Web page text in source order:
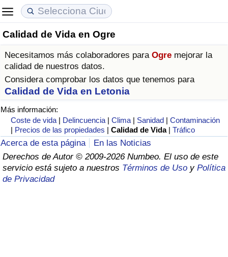
Calidad de Vida en Ogre
Necesitamos más colaboradores para Ogre mejorar la
calidad de nuestros datos.
Considera comprobar los datos que tenemos para
Calidad de Vida en Letonia
Más información:
Coste de vida | Delincuencia |Clima | Sanidad |Contaminación
| Precios de las propiedades |Calidad de Vida |Tráfico
Acerca de esta página
En las Noticias
Derechos de Autor © 2009-2026 Numbeo. El uso de este
servicio está sujeto a nuestros Términos de Uso y Política
de Privacidad
Coste de vida
Índice de Costo de Vida (Actual)
Índice de Costo de Vida
Índice de costo de vida por país
en aqaba
Precios de las propiedades
Índice de Precios de Inmuebles (Actual)
Índice de Precios de Inmuebles
Índice de Precios de Inmuebles por País
Calidad de Vida
Índice de Calidad de Vida
Índice de Calidad de Vida (Actual)
Índice de calidad de vida por país
Delincuencia
Calificación del Índice de Criminalidad
(Actual)